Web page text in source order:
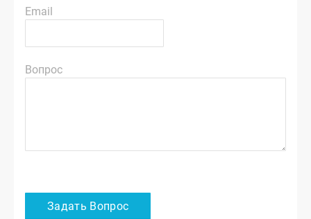
Email
Вопрос